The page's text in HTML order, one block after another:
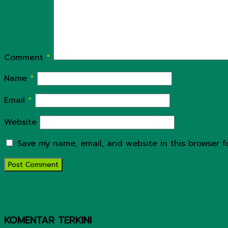
Comment *
Name *
Email *
Website
Save my name, email, and website in this
KOMENTAR TERKINI